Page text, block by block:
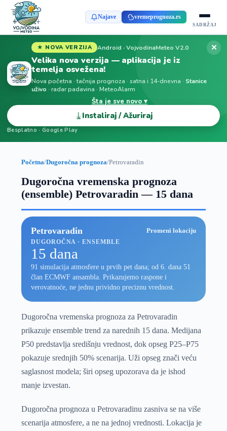
Najave vremeprognoza.rs
SADRŽAJ
★ NOVA VERZIJA Android · VojvodinaMeteo V2.0
Velika nova verzija — aplikacija je iz
temelja osvežena!
Nova početna · tačnija prognoza · satna i 14-dnevna · Stanice
uživo · radar padavina · MeteoAlarm
Šta je sve novo ▾
⤓ Instaliraj / Ažuriraj
Besplatno · Google Play
✕
Početna/Dugoročna prognoza/Petrovaradin
Dugoročna vremenska prognoza
(ensemble) Petrovaradin — 15 dana
Petrovaradin Promeni lokaciju
DUGOROČNA · ENSEMBLE
15 dana
91 simulacija atmosfere u prvih pet dana; od 6. dana 51
član ECMWF ansambla. Prikazujemo raspone i
verovatnoće, ne jednu prividno preciznu vrednost.
Dugoročna vremenska prognoza za Petrovaradin
prikazuje ensemble trend za narednih 15 dana. Medijana
P50 predstavlja središnju vrednost, dok opseg P25–P75
pokazuje srednjih 50% scenarija. Uži opseg znači veću
saglasnost modela; širi opseg upozorava da je ishod
manje izvestan.
Dugoročna prognoza u Petrovaradinu zasniva se na više
scenarija atmosfere, a ne na jednoj vrednosti. Lokacija je